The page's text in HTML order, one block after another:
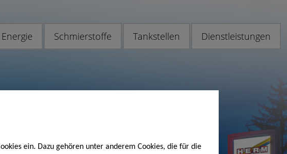
ein. Dazu gehören unter anderem Cookies, die für die
Energie Schmierstoffe Tankstellen Dienstleistungen